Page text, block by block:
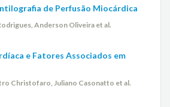
de Perfusão Miocárdica
Anderson Oliveira et al.
e Fatores Associados em
Christofaro, Juliano Casonatto et al.